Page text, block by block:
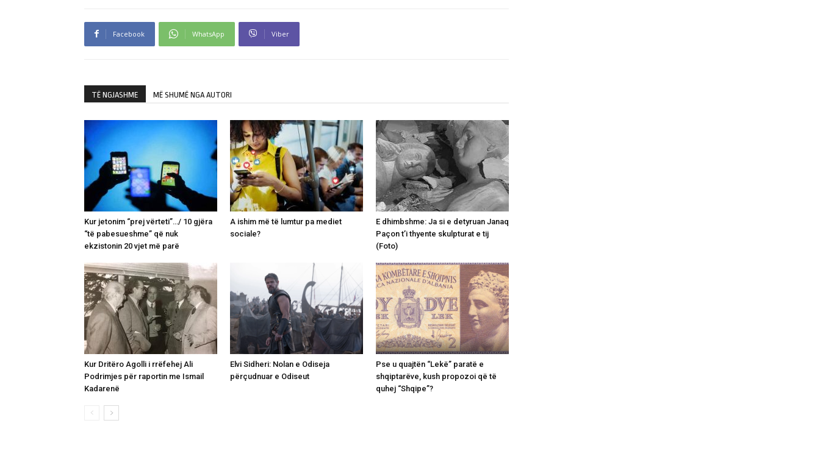
Facebook WhatsApp Viber
TË NGJASHME MË SHUMË NGA AUTORI
Kur jetonim “prej vërteti”…/ 10 gjëra
“të pabesueshme” që nuk
ekzistonin 20 vjet më parë
A ishim më të lumtur pa mediet
sociale?
E dhimbshme: Ja si e detyruan Janaq
Paçon t’i thyente skulpturat e tij
(Foto)
Kur Dritëro Agolli i rrëfehej Ali
Podrimjes për raportin me Ismail
Kadarenë
Elvi Sidheri: Nolan e Odiseja
përçudnuar e Odiseut
Pse u quajtën “Lekë” paratë e
shqiptarëve, kush propozoi që të
quhej “Shqipe”?